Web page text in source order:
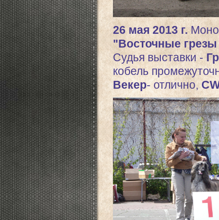
26 мая 2013 г.
"Восточные грезы
Судья выставки -
кобель
Векер- отлично,